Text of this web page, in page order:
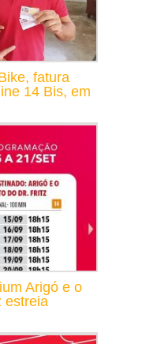
fatura
14 Bis, em
Arigó e o
estreia